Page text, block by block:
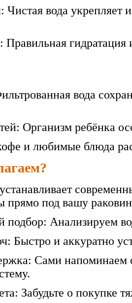
Чистая вода укрепляет
гидратация
вода
Организм ребёнка
и любимые блюда
прямо под вашу
подбор: Анализируем
Быстро и аккуратно
Сами напоминаем
Забудьте о покупке